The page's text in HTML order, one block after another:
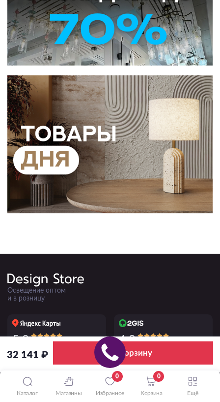
32 141 ₽ В корзину
Освещение оптом
и в розницу
5.0 4.8
ПРИНИМАЕМ К ОПЛАТЕ
Каталог Магазины
0
Избранное
0
Корзина Ещё